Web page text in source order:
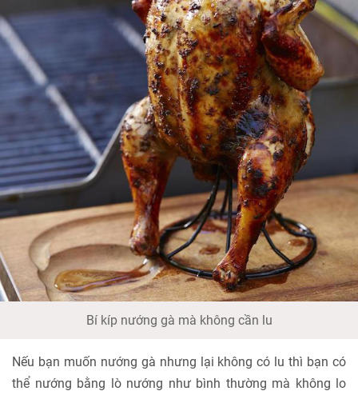
Bí kíp nướng gà mà không cần lu
Nếu bạn muốn nướng gà nhưng lại không có lu thì bạn có
thể nướng bằng lò nướng như bình thường mà không lo